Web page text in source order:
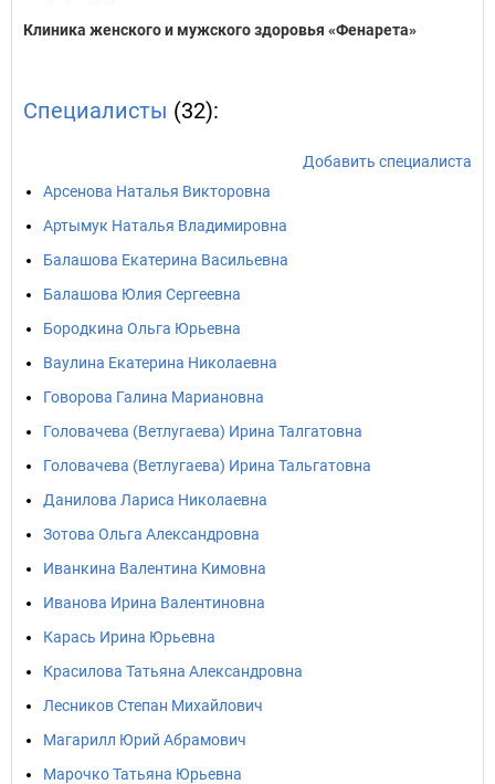
Клиника женского и мужского здоровья «Фенарета»
Специалисты (32):
Добавить специалиста
Арсенова Наталья Викторовна
Артымук Наталья Владимировна
Балашова Екатерина Васильевна
Балашова Юлия Сергеевна
Бородкина Ольга Юрьевна
Ваулина Екатерина Николаевна
Говорова Галина Мариановна
Головачева (Ветлугаева) Ирина Талгатовна
Головачева (Ветлугаева) Ирина Тальгатовна
Данилова Лариса Николаевна
Зотова Ольга Александровна
Иванкина Валентина Кимовна
Иванова Ирина Валентиновна
Карась Ирина Юрьевна
Красилова Татьяна Александровна
Лесников Степан Михайлович
Магарилл Юрий Абрамович
Марочко Татьяна Юрьевна